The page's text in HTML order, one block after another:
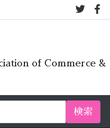
7月オープ
of Commerce &
検索